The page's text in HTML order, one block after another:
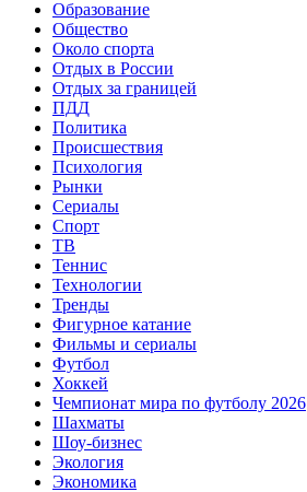
Образование
Общество
Около спорта
Отдых в России
Отдых за границей
ПДД
Политика
Происшествия
Психология
Рынки
Сериалы
Спорт
ТВ
Теннис
Технологии
Тренды
Фигурное катание
Фильмы и сериалы
Футбол
Хоккей
Чемпионат мира по футболу 2026
Шахматы
Шоу-бизнес
Экология
Экономика